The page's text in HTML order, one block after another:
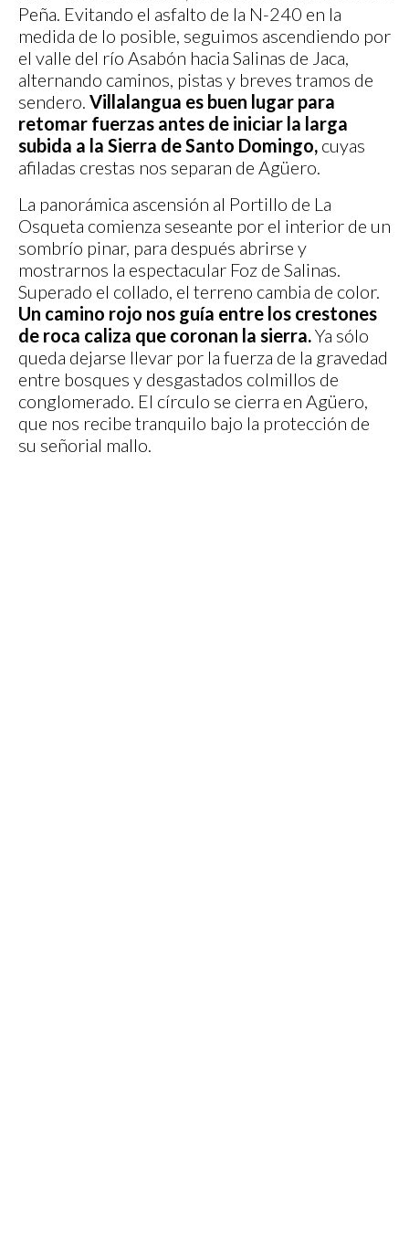
Peña. Evitando el asfalto de la N-240 en la
medida de lo posible, seguimos ascendiendo por
el valle del río Asabón hacia Salinas de Jaca,
alternando caminos, pistas y breves tramos de
sendero. Villalangua es buen lugar para
retomar fuerzas antes de iniciar la larga
subida a la Sierra de Santo Domingo, cuyas
afiladas crestas nos separan de Agüero.
La panorámica ascensión al Portillo de La
Osqueta comienza seseante por el interior de un
sombrío pinar, para después abrirse y
mostrarnos la espectacular Foz de Salinas.
Superado el collado, el terreno cambia de color.
Un camino rojo nos guía entre los crestones
de roca caliza que coronan la sierra.Ya sólo
queda dejarse llevar por la fuerza de la gravedad
entre bosques y desgastados colmillos de
conglomerado. El círculo se cierra en Agüero,
que nos recibe tranquilo bajo la protección de
su señorial mallo.